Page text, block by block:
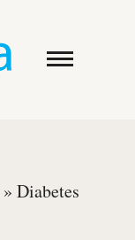
» Diabetes